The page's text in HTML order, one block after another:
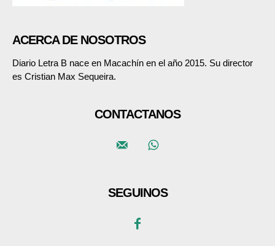
ACERCA DE NOSOTROS
Diario Letra B nace en Macachín en el año 2015. Su director
es Cristian Max Sequeira.
CONTACTANOS
SEGUINOS